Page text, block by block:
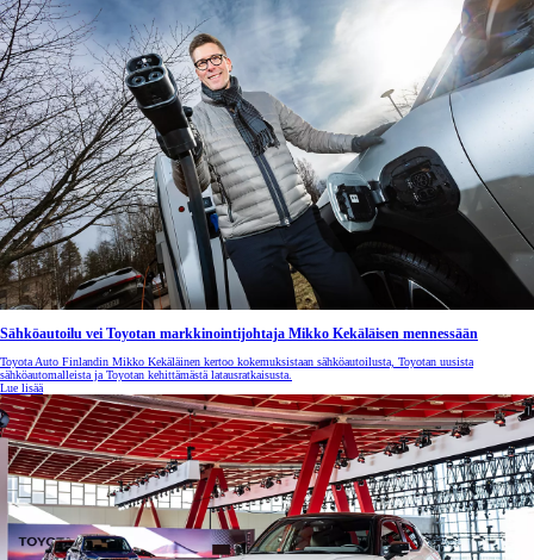
Sähköautoilu vei Toyotan markkinointijohtaja Mikko Kekäläisen mennessään
Toyota Auto Finlandin Mikko Kekäläinen kertoo kokemuksistaan sähköautoilusta, Toyotan uusista
sähköautomalleista ja Toyotan kehittämästä latausratkaisusta.
Lue lisää